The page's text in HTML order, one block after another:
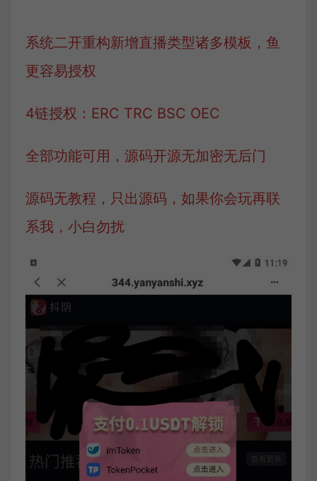
系统二开重构新增直播类型诸多模板，鱼
更容易授权
4链授权：ERC TRC BSC OEC
全部功能可用，源码开源无加密无后门
源码无教程，只出源码，如果你会玩再联
系我，小白勿扰